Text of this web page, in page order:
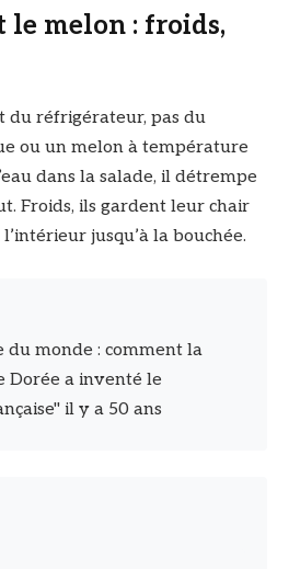
le melon : froids,
du réfrigérateur, pas du
ou un melon à température
dans la salade, il détrempe
Froids, ils gardent leur chair
jusqu’à la bouchée.
du monde : comment la
Dorée a inventé le
il y a 50 ans